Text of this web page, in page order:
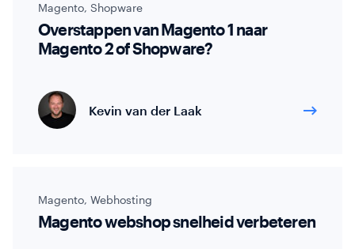
Magento, Shopware
Overstappen van Magento 1 naar
Magento 2 of Shopware?
Kevin van der Laak
Magento, Webhosting
Magento webshop snelheid verbeteren